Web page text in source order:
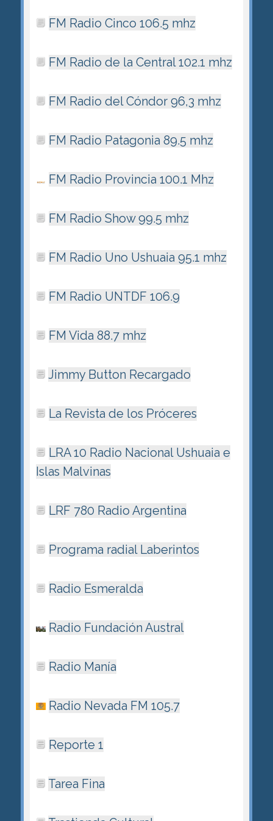
FM Radio Cinco 106.5 mhz
FM Radio de la Central 102.1 mhz
FM Radio del Cóndor 96,3 mhz
FM Radio Patagonia 89.5 mhz
FM Radio Provincia 100.1 Mhz
FM Radio Show 99.5 mhz
FM Radio Uno Ushuaia 95.1 mhz
FM Radio UNTDF 106.9
FM Vida 88.7 mhz
Jimmy Button Recargado
La Revista de los Próceres
LRA 10 Radio Nacional Ushuaia e
Islas Malvinas
LRF 780 Radio Argentina
Programa radial Laberintos
Radio Esmeralda
Radio Fundación Austral
Radio Manía
Radio Nevada FM 105.7
Reporte 1
Tarea Fina